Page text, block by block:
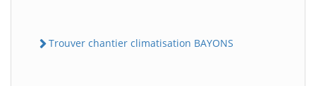
Trouver chantier climatisation BAYONS